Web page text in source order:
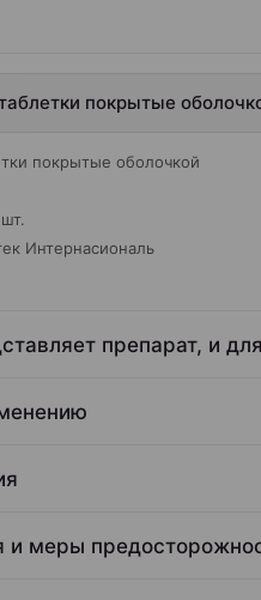
покрытые
покрытые оболочкой
Интернасиональ
препарат, и
и меры